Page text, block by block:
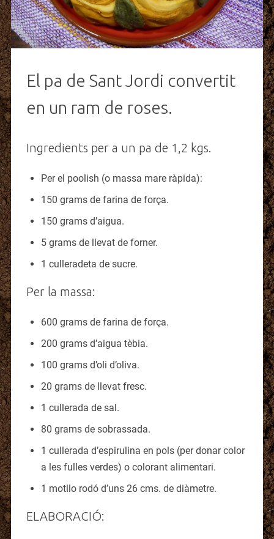
El pa de Sant Jordi convertit
en un ram de roses.
Ingredients per a un pa de 1,2 kgs.
Per el poolish (o massa mare ràpida):
150 grams de farina de força.
150 grams d’aigua.
5 grams de llevat de forner.
1 culleradeta de sucre.
Per la massa:
600 grams de farina de força.
200 grams d’aigua tèbia.
100 grams d’oli d’oliva.
20 grams de llevat fresc.
1 cullerada de sal.
80 grams de sobrassada.
1 cullerada d’espirulina en pols (per donar color
a les fulles verdes) o colorant alimentari.
1 motllo rodó d’uns 26 cms. de diàmetre.
ELABORACIÓ: